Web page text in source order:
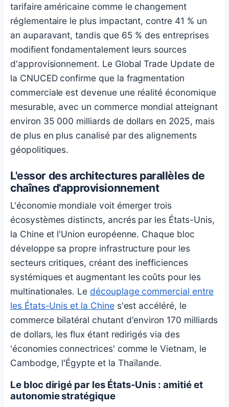
tarifaire américaine comme le changement
réglementaire le plus impactant, contre 41 % un
an auparavant, tandis que 65 % des entreprises
modifient fondamentalement leurs sources
d'approvisionnement. Le Global Trade Update de
la CNUCED confirme que la fragmentation
commerciale est devenue une réalité économique
mesurable, avec un commerce mondial atteignant
environ 35 000 milliards de dollars en 2025, mais
de plus en plus canalisé par des alignements
géopolitiques.
L'essor des architectures parallèles de
chaînes d'approvisionnement
L'économie mondiale voit émerger trois
écosystèmes distincts, ancrés par les États-Unis,
la Chine et l'Union européenne. Chaque bloc
développe sa propre infrastructure pour les
secteurs critiques, créant des inefficiences
systémiques et augmentant les coûts pour les
multinationales. Le découplage commercial entre
les États-Unis et la Chines'est accéléré, le
commerce bilatéral chutant d'environ 170 milliards
de dollars, les flux étant redirigés via des
'économies connectrices' comme le Vietnam, le
Cambodge, l'Égypte et la Thaïlande.
Le bloc dirigé par les États-Unis : amitié et
autonomie stratégique